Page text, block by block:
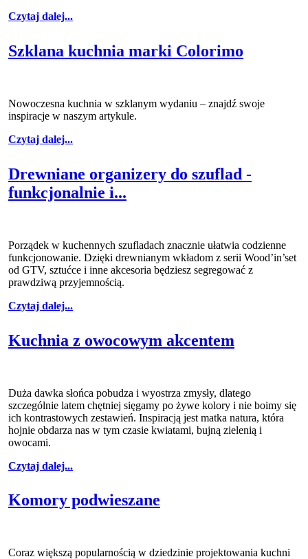
Czytaj dalej...
Szklana kuchnia marki Colorimo
Nowoczesna kuchnia w szklanym wydaniu – znajdź swoje
inspiracje w naszym artykule.
Czytaj dalej...
Drewniane organizery do szuflad -
funkcjonalnie i...
Porządek w kuchennych szufladach znacznie ułatwia codzienne
funkcjonowanie. Dzięki drewnianym wkładom z serii Wood’in’set
od GTV, sztućce i inne akcesoria będziesz segregować z
prawdziwą przyjemnością.
Czytaj dalej...
Kuchnia z owocowym akcentem
Duża dawka słońca pobudza i wyostrza zmysły, dlatego
szczególnie latem chętniej sięgamy po żywe kolory i nie boimy się
ich kontrastowych zestawień. Inspiracją jest matka natura, która
hojnie obdarza nas w tym czasie kwiatami, bujną zielenią i
owocami.
Czytaj dalej...
Komory podwieszane
Coraz większą popularnością w dziedzinie projektowania kuchni